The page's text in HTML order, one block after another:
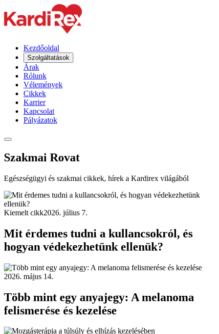
Kezdőoldal
Szolgáltatások
Árak
Rólunk
Vélemények
Cikkek
Karrier
Kapcsolat
Pályázatok
Szakmai Rovat
Egészségügyi és szakmai cikkek, hírek a Kardirex világából
Kiemelt cikk2026. július 7.
Mit érdemes tudni a kullancsokról, és
hogyan védekezhetünk ellenük?
2026. május 14.
Több mint egy anyajegy: A melanoma
felismerése és kezelése